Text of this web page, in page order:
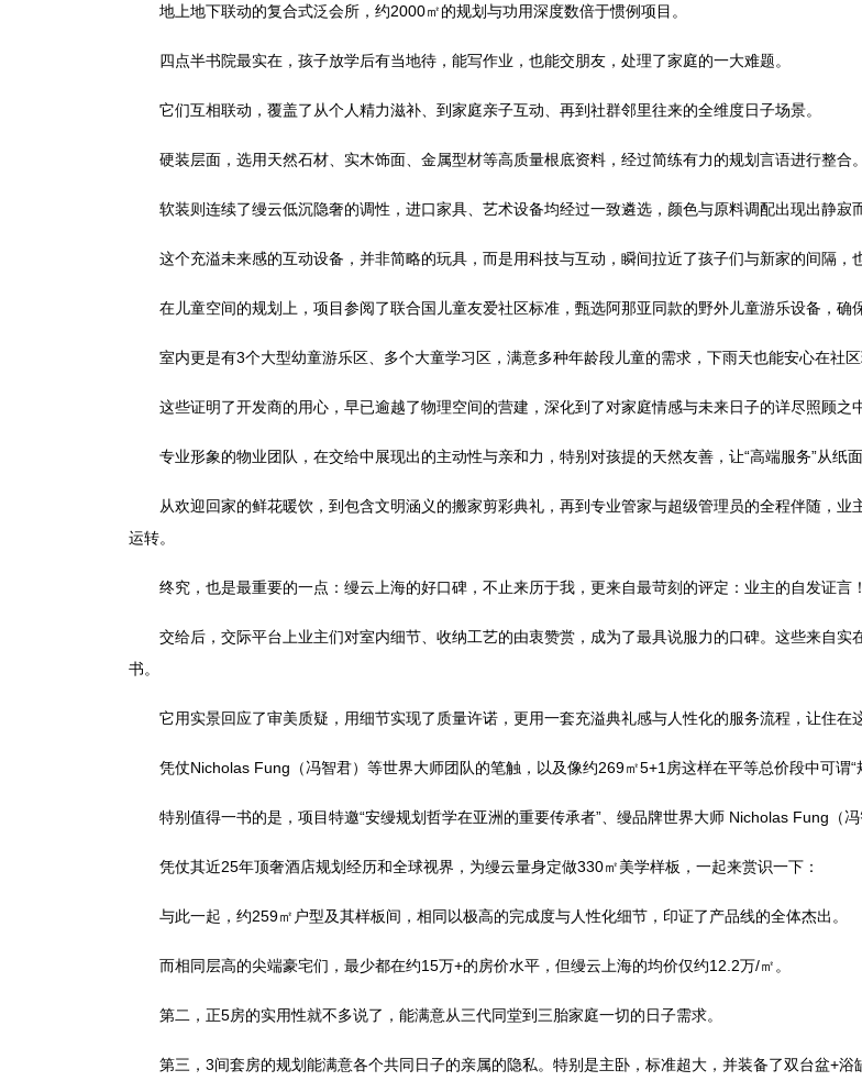
地上地下联动的复合式泛会所，约2000㎡的规划与功用深度数倍于惯例项目。
四点半书院最实在，孩子放学后有当地待，能写作业，也能交朋友，处理了家庭的一大难题。
它们互相联动，覆盖了从个人精力滋补、到家庭亲子互动、再到社群邻里往来的全维度日子场景。
硬装层面，选用天然石材、实木饰面、金属型材等高质量根底资料，经过简练有力的规划言语进行整合。
软装则连续了缦云低沉隐奢的调性，进口家具、艺术设备均经过一致遴选，颜色与原料调配出现出静寂
这个充溢未来感的互动设备，并非简略的玩具，而是用科技与互动，瞬间拉近了孩子们与新家的间隔，
在儿童空间的规划上，项目参阅了联合国儿童友爱社区标准，甄选阿那亚同款的野外儿童游乐设备，确
室内更是有3个大型幼童游乐区、多个大童学习区，满意多种年龄段儿童的需求，下雨天也能安心在社区
这些证明了开发商的用心，早已逾越了物理空间的营建，深化到了对家庭情感与未来日子的详尽照顾之中
专业形象的物业团队，在交给中展现出的主动性与亲和力，特别对孩提的天然友善，让“高端服务”从纸面
从欢迎回家的鲜花暖饮，到包含文明涵义的搬家剪彩典礼，再到专业管家与超级管理员的全程伴随，业
运转。
终究，也是最重要的一点：缦云上海的好口碑，不止来历于我，更来自最苛刻的评定：业主的自发证言！
交给后，交际平台上业主们对室内细节、收纳工艺的由衷赞赏，成为了最具说服力的口碑。这些来自实
书。
它用实景回应了审美质疑，用细节实现了质量许诺，更用一套充溢典礼感与人性化的服务流程，让住在
凭仗Nicholas Fung（冯智君）等世界大师团队的笔触，以及像约269㎡5+1房这样在平等总价段中可谓“
特别值得一书的是，项目特邀“安缦规划哲学在亚洲的重要传承者”、缦品牌世界大师 Nicholas Fung（冯
凭仗其近25年顶奢酒店规划经历和全球视界，为缦云量身定做330㎡美学样板，一起来赏识一下：
与此一起，约259㎡户型及其样板间，相同以极高的完成度与人性化细节，印证了产品线的全体杰出。
而相同层高的尖端豪宅们，最少都在约15万+的房价水平，但缦云上海的均价仅约12.2万/㎡。
第二，正5房的实用性就不多说了，能满意从三代同堂到三胎家庭一切的日子需求。
第三，3间套房的规划能满意各个共同日子的亲属的隐私。特别是主卧，标准超大，并装备了双台盆+浴